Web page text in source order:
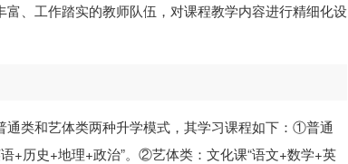
、工作踏实的教师队伍，对课程教学内容进行精细化设
类和艺体类两种升学模式，其学习课程如下：①普通
+历史+地理+政治”。②艺体类：⽂化课“语⽂+数学+英